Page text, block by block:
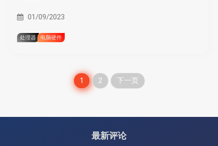
01/09/2023
处理器 电脑硬件
文
分
1 2 下一页
最新评论